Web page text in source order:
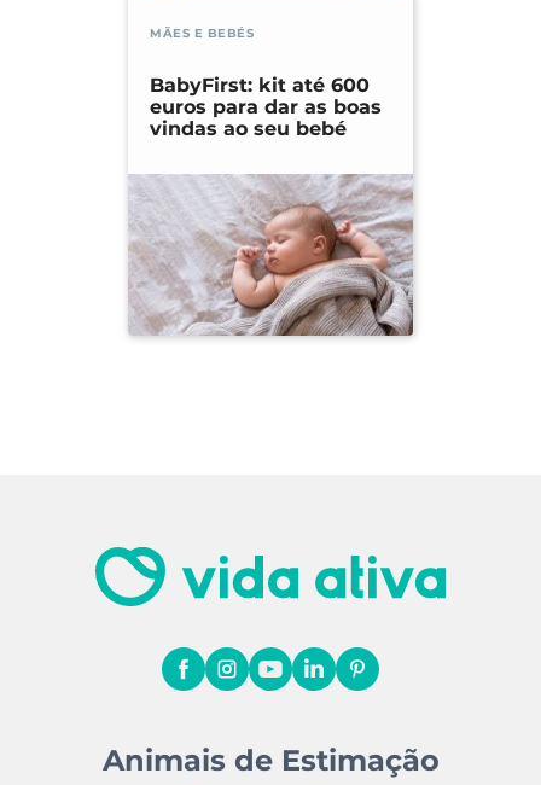
MÃES E BEBÉS
BabyFirst: kit até 600
euros para dar as boas
vindas ao seu bebé
Animais de Estimação